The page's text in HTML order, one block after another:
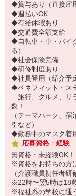
◆賞与あり（直接雇
◆週払いOK
◆有給休暇あり
◆交通費全額支給
◆自転車・車・バイ
る）
◆社会保険完備
◆研修制度あり
◆社員登用（紹介予
◆ベネフィット・ス
旅行、グルメ、リ
数！
（テーマパーク、
引など）
◆勤務中のマスク着
応募資格・経験
無資格・未経験OK！
※資格をお持ちの
（介護職員初任者研
※22時〜翌5時は18
※福祉系の学校に通